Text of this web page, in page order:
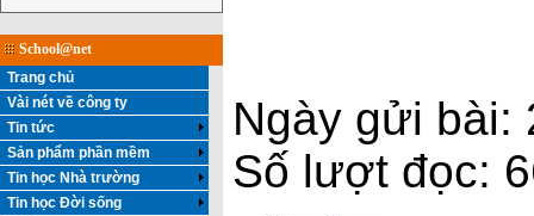
School@net
Trang chủ
Vài nét về công ty
Tin tức
Sản phẩm phần mềm
Tin học Nhà trường
Tin học Đời sống
Ngày gửi bài:
Số lượt đọc: